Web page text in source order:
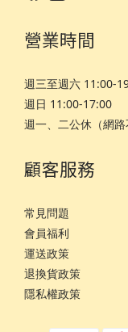
營業時間
週三至週六 11:00-
週日 11:00-17:00
週一、二公休（網路
顧客服務
常見問題
會員福利
運送政策
退換貨政策
隱私權政策